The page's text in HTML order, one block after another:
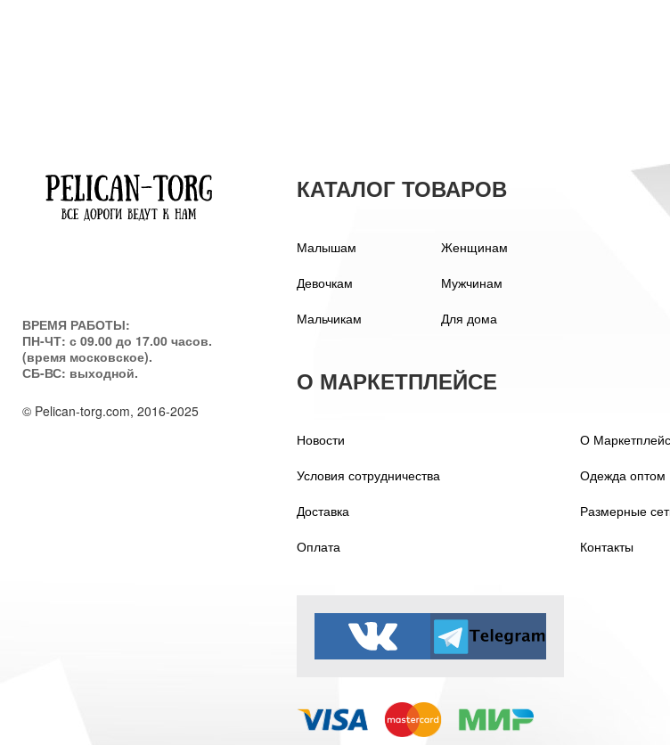
ВРЕМЯ РАБОТЫ:
ПН-ЧТ: с 09.00 до 17.00 часов.
(время московское).
СБ-ВС: выходной.
© Pelican-torg.com, 2016-2025
КАТАЛОГ ТОВАРОВ
Малышам
Девочкам
Мальчикам
Женщинам
Мужчинам
Для дома
О МАРКЕТПЛЕЙСЕ
Новости
Условия сотрудничества
Доставка
Оплата
О
Одежда оптом
Размерные
Контакты